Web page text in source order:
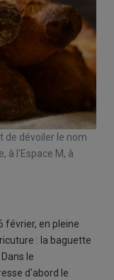
de dévoiler le nom
à l'Espace M, à
février, en pleine
: la baguette
le
d'abord le